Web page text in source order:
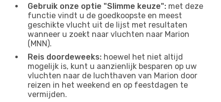
Gebruik onze optie "Slimme keuze": met deze
functie vindt u de goedkoopste en meest
geschikte vlucht uit de lijst met resultaten
wanneer u zoekt naar vluchten naar Marion
(MNN).
Reis doordeweeks: hoewel het niet altijd
mogelijk is, kunt u aanzienlijk besparen op uw
vluchten naar de luchthaven van Marion door
reizen in het weekend en op feestdagen te
vermijden.